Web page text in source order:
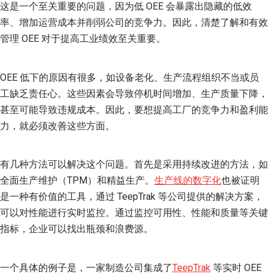
这是一个至关重要的问题，因为低 OEE 会暴露出隐藏的低效
率、增加运营成本并削弱公司的竞争力。因此，清楚了解和有效
管理 OEE 对于提高工业绩效至关重要。
OEE 低下的原因有很多，如设备老化、生产流程组织不当或员
工缺乏责任心。这些因素会导致停机时间增加、生产质量下降，
甚至可能导致违规成本。因此，要想提高工厂的竞争力和盈利能
力，就必须改善这些方面。
有几种方法可以解决这个问题。首先是采用持续改进的方法，如
全面生产维护（TPM）和精益生产。 生产线的数字化也被证明
是一种有价值的工具，通过 TeepTrak 等公司提供的解决方案，
可以对性能进行实时监控。通过监控可用性、性能和质量等关键
指标，企业可以找出瓶颈和浪费源。
一个具体的例子是，一家制造公司集成了TeepTrak 等实时 OEE